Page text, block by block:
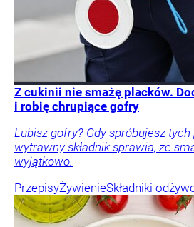
Z cukinii nie smażę placków.
i robię chrupiące gofry
Lubisz gofry? Gdy spróbujesz
wytrawny składnik sprawia, że
wyjątkowo.
PrzepisyŻywienieSkładniki